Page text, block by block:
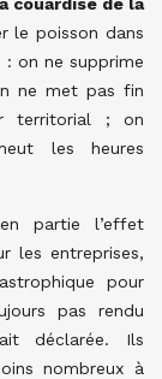
le poisson dans
: on ne supprime
ne met pas fin
territorial ; on
les heures
partie l’effet
les entreprises,
pour
pas rendu
déclarée. Ils
nombreux à